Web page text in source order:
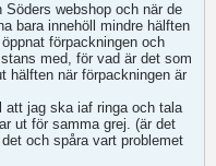
webshop och när de
bara innehöll mindre hälften
förpackningen och
med, för vad är det som
hälften när förpackningen är
att jag ska iaf ringa och tala
ut för samma grej. (är det
och spåra vart problemet